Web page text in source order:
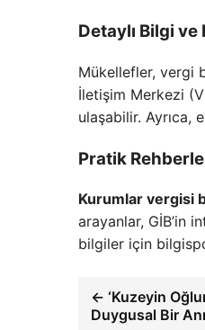
Detaylı Bilgi ve
Mükellefler, vergi
İletişim Merkezi
ulaşabilir. Ayrıca,
Pratik
Kurumlar vergisi
arayanlar, GİB’in
bilgiler için
← ‘Kuzeyin
Duygusal Bir